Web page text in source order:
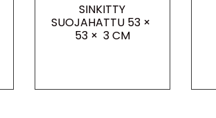
SINKITTY
SUOJAHATTU 53 ×
53 × 3 CM